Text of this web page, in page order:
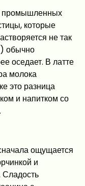
промышленных
которые
не так
обычно
оседает. В латте
молока
это разница
и напитком со
ощущается
и